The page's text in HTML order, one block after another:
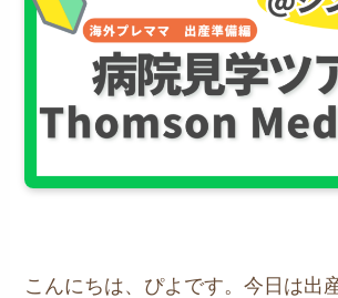
こんにちは、ぴよです。今日は出